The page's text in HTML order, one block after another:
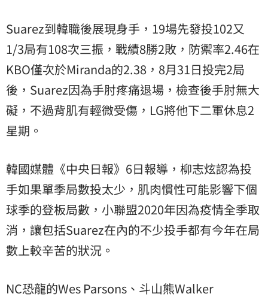
Suarez到韓職後展現身手，19場先發投102又
1/3局有108次三振，戰績8勝2敗，防禦率2.46在
KBO僅次於Miranda的2.38，8月31日投完2局
後，Suarez因為手肘疼痛退場，檢查後手肘無大
礙，不過背肌有輕微受傷，LG將他下二軍休息2
星期。
韓國媒體《中央日報》6日報導，柳志炫認為投
手如果單季局數投太少，肌肉慣性可能影響下個
球季的登板局數，小聯盟2020年因為疫情全季取
消，讓包括Suarez在內的不少投手都有今年在局
數上較辛苦的狀況。
NC恐龍的Wes Parsons、斗山熊Walker